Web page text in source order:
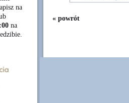
na
na
« powrót